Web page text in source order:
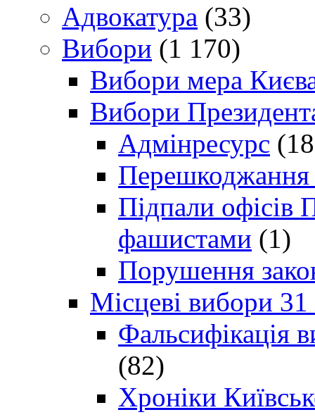
Адвокатура (33)
Вибори (1 170)
Вибори мера
Вибори
Адмінресурс
Перешкоджання
Підпали офісів
фашистами (1)
Порушення
Місцеві вибори
Фальсифікація
(82)
Хроніки